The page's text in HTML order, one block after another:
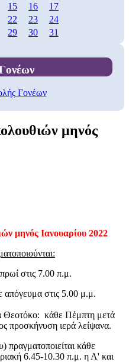
15 16
17
22 23
24
29 30 31
μηνός
μηνός Ιανουαρίου 2022
στις 7.00 π.μ.
στις 5.00 μ.μ.
Θεοτόκο: κάθε Πέμπτη μετά
προσκήνυση ιερά λείψανα.
κάθε
6.45-10.30 π.μ. η Α' και